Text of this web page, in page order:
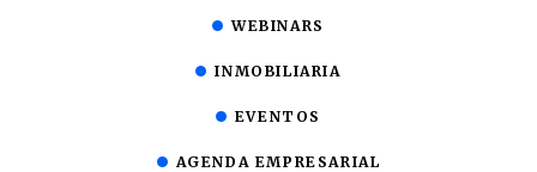
WEBINARS
INMOBILIARIA
EVENTOS
AGENDA EMPRESARIAL